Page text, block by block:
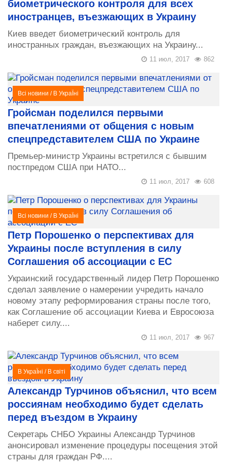
биометрического контроля для всех
иностранцев, въезжающих в Украину
Киев введет биометрический контроль для
иностранных граждан, въезжающих на Украину...
862
11 июл, 2017
Всі новини / В УкраЇні
Гройсман поделился первыми
впечатлениями от общения с новым
спецпредставителем США по Украине
Премьер-министр Украины встретился с бывшим
постпредом США при НАТО...
608
11 июл, 2017
Всі новини / В УкраЇні
Петр Порошенко о перспективах для
Украины после вступления в силу
Соглашения об ассоциации с ЕС
Украинский государственный лидер Петр Порошенко
сделал заявление о намерении учредить начало
новому этапу реформирования страны после того,
как Соглашение об ассоциации Киева и Евросоюза
наберет силу....
967
11 июл, 2017
В УкраЇні / В світі
Александр Турчинов объяснил, что всем
россиянам необходимо будет сделать
перед въездом в Украину
Секретарь СНБО Украины Александр Турчинов
анонсировал изменение процедуры посещения этой
страны для граждан РФ....